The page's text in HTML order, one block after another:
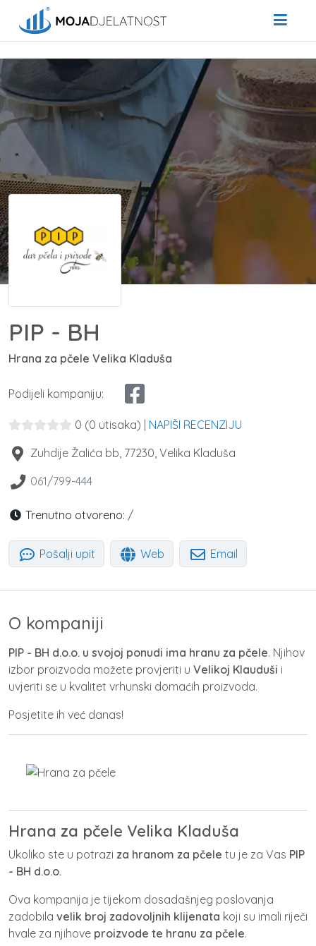
PIP - BH
Hrana za pčele Velika Kladuša
Podijeli kompaniju:
0 (0 utisaka) | NAPIŠI RECENZIJU
Zuhdije Žalića bb 77230 Velika Kladuša
061/799-444
Trenutno otvoreno: /
Pošalji upit Web Email
O kompaniji
PIP - BH d.o.o. u svojoj ponudi ima hranu za pčele. Njihov
izbor proizvoda možete provjeriti u Velikoj Klauduši i
uvjeriti se u kvalitet vrhunski domaćih proizvoda.
Posjetite ih već danas!
Hrana za pčele Velika Kladuša
Ukoliko ste u potrazi za hranom za pčele tu je za Vas PIP
- BH d.o.o.
Ova kompanija je tijekom dosadašnjeg poslovanja
zadobila velik broj zadovoljnih klijenata koji su imali riječi
hvale za njihove proizvode te hranu za pčele.